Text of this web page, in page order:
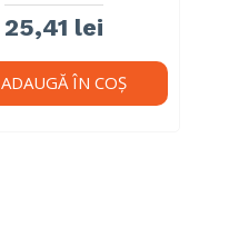
25,41 lei
ADAUGĂ ÎN COŞ